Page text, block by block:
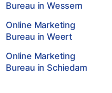
Bureau in Wessem
Online Marketing
Bureau in Weert
Online Marketing
Bureau in Schiedam